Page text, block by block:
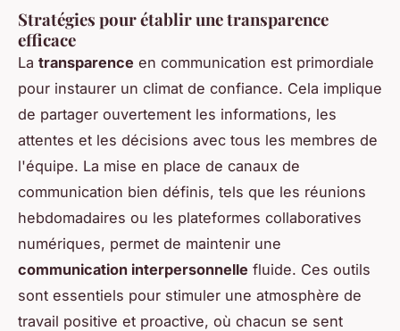
Stratégies pour établir une transparence
efficace
La transparence en communication est primordiale
pour instaurer un climat de confiance. Cela implique
de partager ouvertement les informations, les
attentes et les décisions avec tous les membres de
l'équipe. La mise en place de canaux de
communication bien définis, tels que les réunions
hebdomadaires ou les plateformes collaboratives
numériques, permet de maintenir une
communication interpersonnelle fluide. Ces outils
sont essentiels pour stimuler une atmosphère de
travail positive et proactive, où chacun se sent